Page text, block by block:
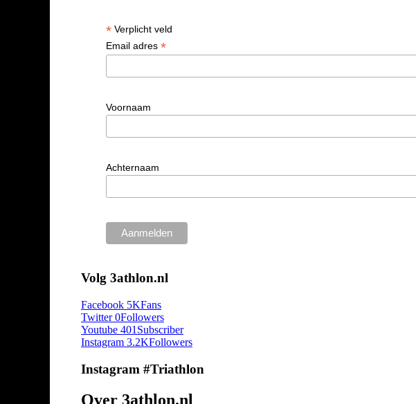
* Verplicht veld
Email adres *
Voornaam
Achternaam
Volg 3athlon.nl
Facebook 5KFans
Twitter 0Followers
Youtube 401 Subscriber
Instagram 3.2KFollowers
Instagram #Triathlon
Over 3athlon.nl